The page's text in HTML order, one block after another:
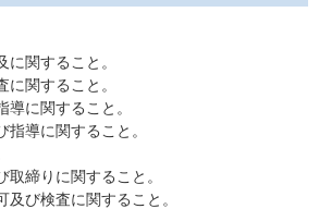
関すること。
関すること。
に関すること。
導に関すること。
締りに関すること。
び検査に関すること。